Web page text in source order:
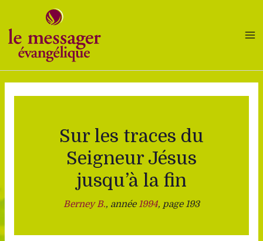
contenu
Sur les traces du
Seigneur Jésus
jusqu’à la fin
Berney B., année1994, page 193